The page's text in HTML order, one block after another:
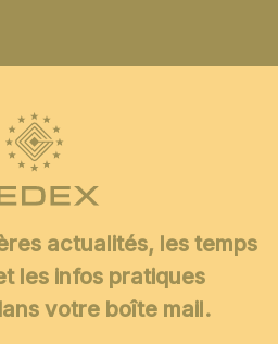
actualités, les temps
les infos pratiques
votre boîte mail.